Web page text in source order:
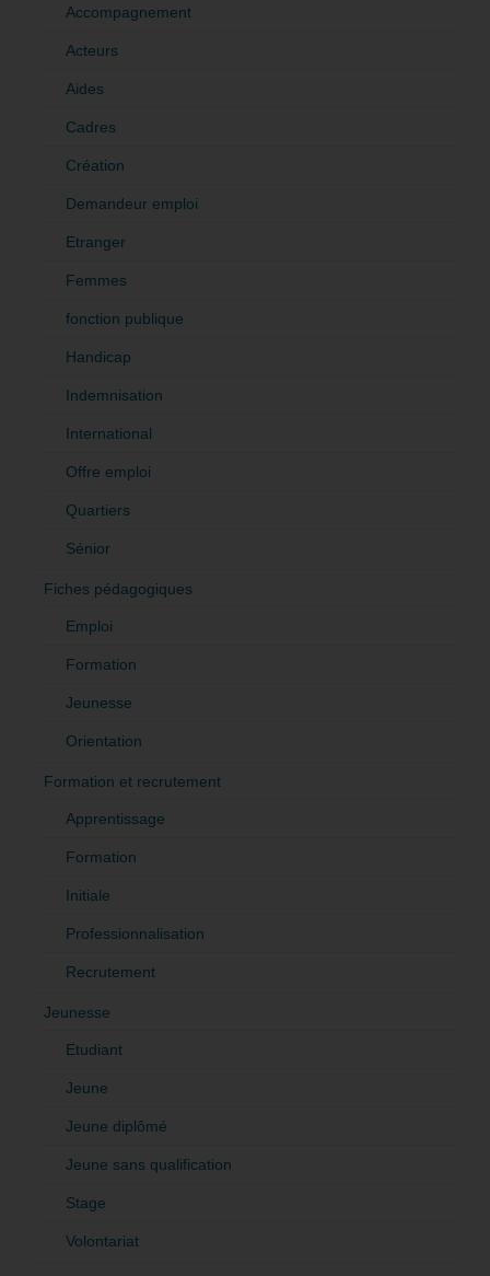
Accompagnement
Acteurs
Aides
Cadres
Création
Demandeur emploi
Etranger
Femmes
fonction publique
Handicap
Indemnisation
International
Offre emploi
Quartiers
Sénior
Fiches pédagogiques
Emploi
Formation
Jeunesse
Orientation
Formation et recrutement
Apprentissage
Formation
Initiale
Professionnalisation
Recrutement
Jeunesse
Etudiant
Jeune
Jeune diplômé
Jeune sans qualification
Stage
Volontariat